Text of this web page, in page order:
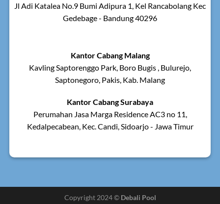
Jl Adi Katalea No.9 Bumi Adipura 1, Kel Rancabolang Kec
Gedebage - Bandung 40296
Kantor Cabang Malang
Kavling Saptorenggo Park, Boro Bugis , Bulurejo,
Saptonegoro, Pakis, Kab. Malang
Kantor Cabang Surabaya
Perumahan Jasa Marga Residence AC3 no 11,
Kedalpecabean, Kec. Candi, Sidoarjo - Jawa Timur
Copyright 2024 © Debali Pool